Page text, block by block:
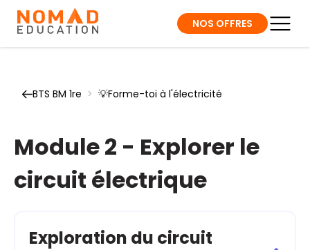
NOS OFFRES
BTS BM 1re > 💡Forme-toi à l'électricité
Module 2 - Explorer le
circuit électrique
Exploration du circuit